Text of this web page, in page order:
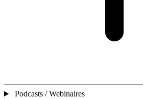
Podcasts / Webinaires